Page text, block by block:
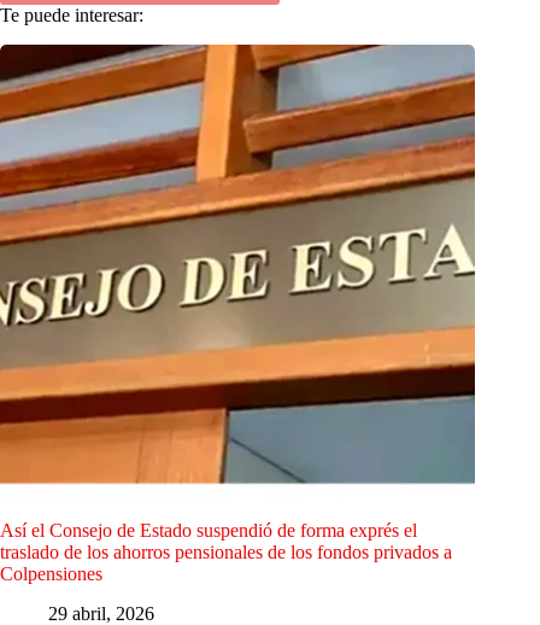
Te puede interesar:
Así el Consejo de Estado suspendió de forma exprés el
traslado de los ahorros pensionales de los fondos privados a
Colpensiones
29 abril, 2026